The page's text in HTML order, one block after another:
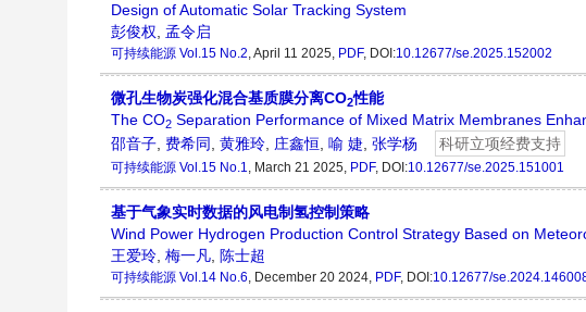
Design of Automatic Solar Tracking System
彭俊权 孟令启
可持续能源 Vol.15 No.2, April 11 2025, PDF, DOI:10.12677/se.2025.152002
微孔生物炭强化混合基质膜分离CO2性能
The CO2 Separation Performance of Mixed Matrix Membranes
邵音子 费希同 黄雅玲 庄鑫恒 喻 婕 张学杨 科研立项经费支持
可持续能源 Vol.15 No.1, March 21 2025, PDF, DOI:10.12677/se.2025.151001
基于气象实时数据的风电制氢控制策略
Wind Power Hydrogen Production Control Strategy Based on
王爱玲 梅一凡 陈士超
可持续能源 Vol.14 No.6, December 20 2024, PDF, DOI:10.12677/